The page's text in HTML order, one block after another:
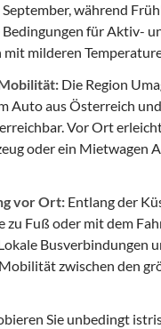
während
für Aktiv-
mit milderen
Die Region
Auto aus Österreich und
Vor Ort
oder ein Mietwagen
vor Ort: Entlang der
zu Fuß oder mit dem
Busverbindungen
zwischen den
Sie unbedingt